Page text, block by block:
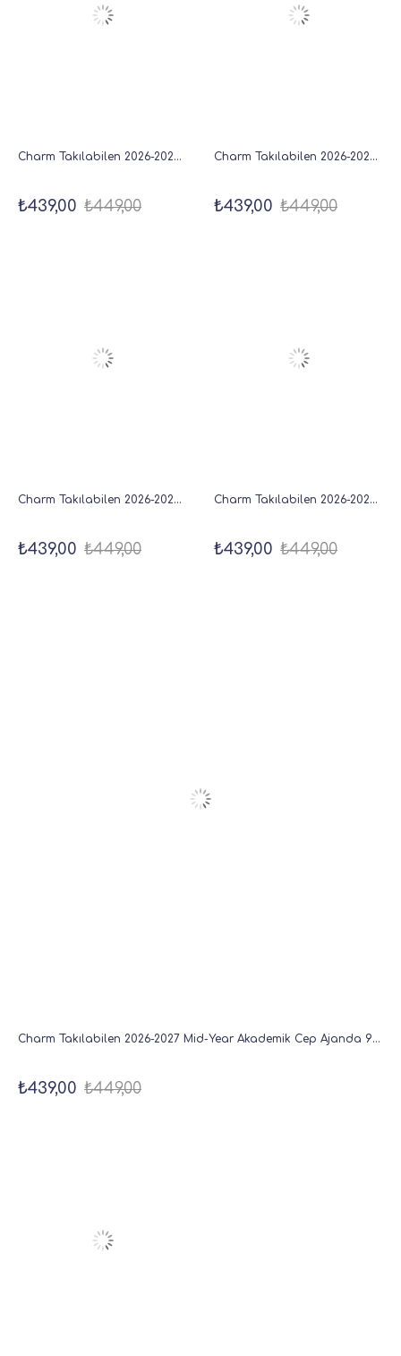
Charm Takılabilen 2026-2027 Mid-Year Akademik Cep Ajanda 9x17 cm Bordo
₺439,00 ₺449,00
Charm Takılabilen 2026-2027 Mid-Year Akademik Cep Ajanda 9x17 cm Lacivert
₺439,00 ₺449,00
Charm Takılabilen 2026-2027 Mid-Year Akademik Cep Ajanda 9x17 cm Bej
₺439,00 ₺449,00
Charm Takılabilen 2026-2027 Mid-Year Akademik Cep Ajanda 9x17 cm Kahve
₺439,00 ₺449,00
Charm Takılabilen 2026-2027 Mid-Year Akademik Cep Ajanda 9x17 cm Gümüş
₺439,00 ₺449,00